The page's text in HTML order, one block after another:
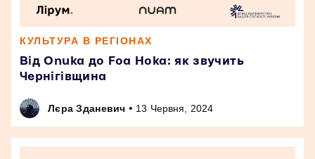
КУЛЬТУРА В РЕГІОНАХ
Від Onuka до Foa Hoka: як звучить
Чернігівщина
Лєра Зданевич • 13 Червня, 2024